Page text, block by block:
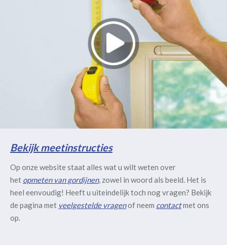
Bekijk meetinstructies
Op onze website staat alles wat u wilt weten over
het opmeten van gordijnen, zowel in woord als beeld. Het is
heel eenvoudig! Heeft u uiteindelijk toch nog vragen? Bekijk
de pagina met veelgestelde vragenof neem contactmet ons
op.